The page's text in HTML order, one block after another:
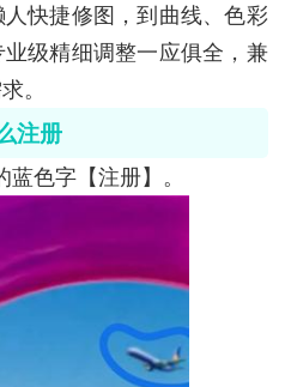
快捷修图，到曲线、色彩
级精细调整一应俱全，兼
。
注册
色字【注册】。